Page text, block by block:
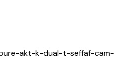
akt-k-dual-t-seffaf-cam-